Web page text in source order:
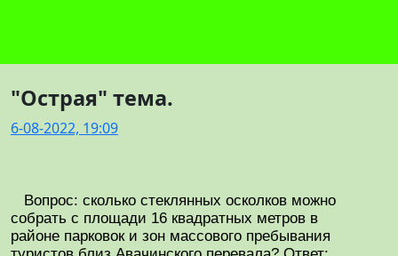
"Острая" тема.
6-08-2022, 19:09
Вопрос: сколько стеклянных осколков можно
собрать с площади 16 квадратных метров в
районе парковок и зон массового пребывания